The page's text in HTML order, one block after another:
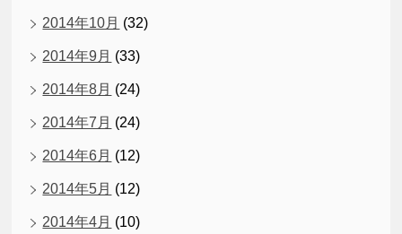
2014年10月 (32)
2014年9月 (33)
2014年8月 (24)
2014年7月 (24)
2014年6月 (12)
2014年5月 (12)
2014年4月 (10)